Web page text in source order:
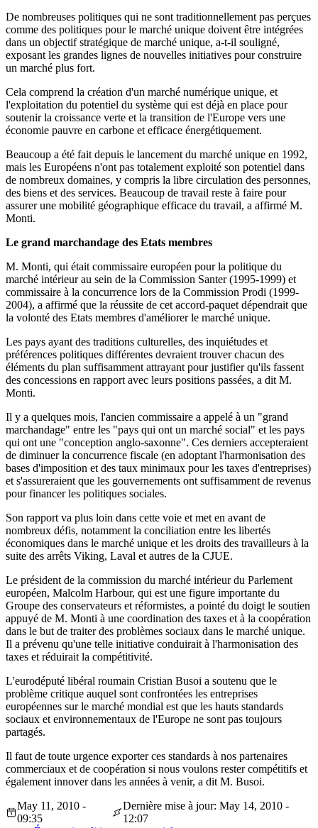
De nombreuses politiques qui ne sont traditionnellement pas perçues
comme des politiques pour le marché unique doivent être intégrées
dans un objectif stratégique de marché unique, a-t-il souligné,
exposant les grandes lignes de nouvelles initiatives pour construire
un marché plus fort.
Cela comprend la création d'un marché numérique unique, et
l'exploitation du potentiel du système qui est déjà en place pour
soutenir la croissance verte et la transition de l'Europe vers une
économie pauvre en carbone et efficace énergétiquement.
Beaucoup a été fait depuis le lancement du marché unique en 1992,
mais les Européens n'ont pas totalement exploité son potentiel dans
de nombreux domaines, y compris la libre circulation des personnes,
des biens et des services. Beaucoup de travail reste à faire pour
assurer une mobilité géographique efficace du travail, a affirmé M.
Monti.
Le grand marchandage des Etats membres
M. Monti, qui était commissaire européen pour la politique du
marché intérieur au sein de la Commission Santer (1995-1999) et
commissaire à la concurrence lors de la Commission Prodi (1999-
2004), a affirmé que la réussite de cet accord-paquet dépendrait que
la volonté des Etats membres d'améliorer le marché unique.
Les pays ayant des traditions culturelles, des inquiétudes et
préférences politiques différentes devraient trouver chacun des
éléments du plan suffisamment attrayant pour justifier qu'ils fassent
des concessions en rapport avec leurs positions passées, a dit M.
Monti.
Il y a quelques mois, l'ancien commissaire a appelé à un "grand
marchandage" entre les "pays qui ont un marché social" et les pays
qui ont une "conception anglo-saxonne". Ces derniers accepteraient
de diminuer la concurrence fiscale (en adoptant l'harmonisation des
bases d'imposition et des taux minimaux pour les taxes d'entreprises)
et s'assureraient que les gouvernements ont suffisamment de revenus
pour financer les politiques sociales.
Son rapport va plus loin dans cette voie et met en avant de
nombreux défis, notamment la conciliation entre les libertés
économiques dans le marché unique et les droits des travailleurs à la
suite des arrêts Viking, Laval et autres de la CJUE.
Le président de la commission du marché intérieur du Parlement
européen, Malcolm Harbour, qui est une figure importante du
Groupe des conservateurs et réformistes, a pointé du doigt le soutien
appuyé de M. Monti à une coordination des taxes et à la coopération
dans le but de traiter des problèmes sociaux dans le marché unique.
Il a prévenu qu'une telle initiative conduirait à l'harmonisation des
taxes et réduirait la compétitivité.
L'eurodéputé libéral roumain Cristian Busoi a soutenu que le
problème critique auquel sont confrontées les entreprises
européennes sur le marché mondial est que les hauts standards
sociaux et environnementaux de l'Europe ne sont pas toujours
partagés.
Il faut de toute urgence exporter ces standards à nos partenaires
commerciaux et de coopération si nous voulons rester compétitifs et
également innover dans les années à venir, a dit M. Busoi.
May 11, 2010 -
09:35
Dernière mise à jour: May 14, 2010 -
12:07